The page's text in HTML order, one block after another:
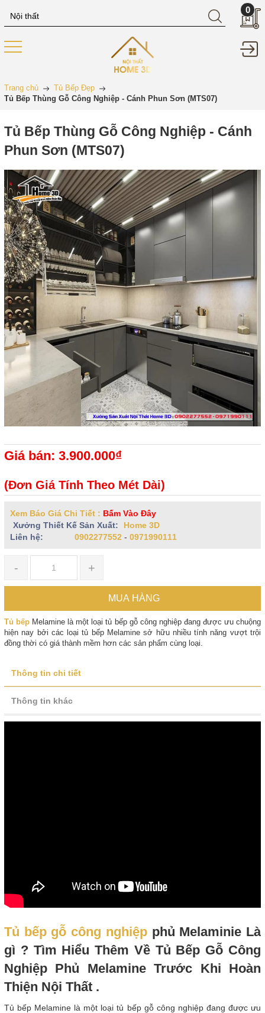
0
Trang chủ
Tủ Bếp Đẹp
Tủ Bếp Thùng Gỗ Công Nghiệp - Cánh Phun Sơn (MTS07)
Tủ Bếp Thùng Gỗ Công Nghiệp - Cánh
Phun Sơn (MTS07)
Giá bán: 3.900.000₫
(Đơn Giá Tính Theo Mét Dài)
Xem Báo Giá Chi Tiết : Bấm Vào Đây
Xưởng Thiết Kế Sản Xuất:
Home 3D
Liên hệ:
0902277552 - 0971990111
- +
MUA HÀNG
Tủ bếp Melamine là một loại tủ bếp gỗ công nghiệp đang được ưu chuộng
hiện nay bởi các loại tủ bếp Melamine sở hữu nhiều tính năng vượt trội
đồng thời có giá thành mềm hơn các sản phẩm cùng loại.
Thông tin chi tiết
Thông tin khác
Tủ bếp gỗ công nghiệpphủ Melaminie Là
gì ? Tìm Hiểu Thêm Về Tủ Bếp Gỗ Công
Nghiệp Phủ Melamine Trước Khi Hoàn
Thiện Nội Thất .
Tủ bếp Melamine là một loại tủ bếp gỗ công nghiệp đang được ưu